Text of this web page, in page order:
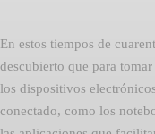
En estos tiempos de
descubierto que para
los dispositivos
conectado, como los